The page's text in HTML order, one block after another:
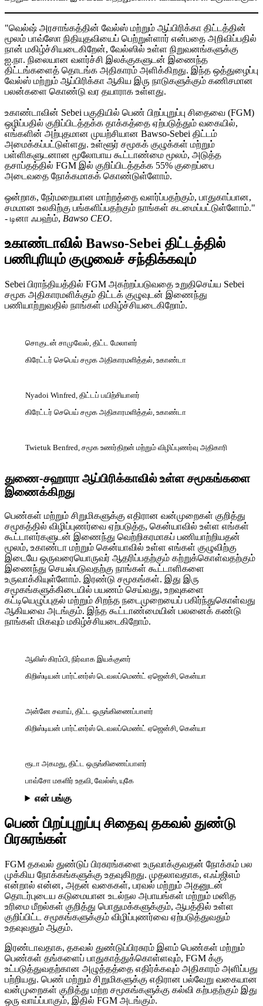
"வெல்ஷ் அரசாங்கத்தின் வேல்ஸ் மற்றும் ஆப்பிரிக்கா திட்டத்தின்
மூலம் பாவ்ஸோ நிதியுதவியைப் பெற்றுள்ளார் என்பதை அறிவிப்பதில்
நான் மகிழ்ச்சியடைகிறேன், வேல்ஸில் உள்ள நிறுவனங்களுக்கு
ஐ.நா. நிலையான வளர்ச்சி இலக்குகளுடன் இணைந்த
திட்டங்களைத் தொடங்க அதிகாரம் அளிக்கிறது. இந்த ஒத்துழைப்பு
வேல்ஸ் மற்றும் ஆப்பிரிக்கா ஆகிய இரு நாடுகளுக்கும் கணிசமான
பலன்களை கொண்டு வர தயாராக உள்ளது.
உகாண்டாவின் Sebei பகுதியில் பெண் பிறப்புறுப்பு சிதைவை (FGM)
ஒழிப்பதில் குறிப்பிடத்தக்க தாக்கத்தை ஏற்படுத்தும் வகையில்,
எங்களின் அற்புதமான முயற்சியான Bawso-Sebei திட்டம்
அமைக்கப்பட்டுள்ளது. உள்ளூர் சமூகக் குழுக்கள் மற்றும்
பள்ளிகளுடனான மூலோபாய கூட்டாண்மை மூலம், அடுத்த
தசாப்தத்தில் FGM இல் குறிப்பிடத்தக்க 55% குறைப்பை
அடைவதை நோக்கமாகக் கொண்டுள்ளோம்.
ஒன்றாக, நேர்மறையான மாற்றத்தை வளர்ப்பதற்கும், பாதுகாப்பான,
சமமான உலகிற்கு பங்களிப்பதற்கும் நாங்கள் கடமைப்பட்டுள்ளோம்."
- டினா ஃபஹ்ம், Bawso CEO.
உகாண்டாவில் Bawso-Sebei திட்டத்தில்
பணிபுரியும் குழுவைச் சந்திக்கவும்
Sebei பிராந்தியத்தில் FGM அகற்றப்படுவதை உறுதிசெய்ய Sebei
சமூக அதிகாரமளிக்கும் திட்டக் குழுவுடன் இணைந்து
பணியாற்றுவதில் நாங்கள் மகிழ்ச்சியடைகிறோம்.
சொகுடன் சாமுவேல், திட்ட மேலாளர்
கிரேட்டர் செபெய் சமூக அதிகாரமளித்தல், உகாண்டா
Nyadoi Winfred, திட்டப் பயிற்சியாளர்
கிரேட்டர் செபெய் சமூக அதிகாரமளித்தல், உகாண்டா
Twietuk Benfred, சமூக உணர்திறன் மற்றும் விழிப்புணர்வு அதிகாரி
துணை-சஹாரா ஆப்பிரிக்காவில் உள்ள சமூகங்களை
இணைக்கிறது
பெண்கள் மற்றும் சிறுமிகளுக்கு எதிரான வன்முறைகள் குறித்து
சமூகத்தில் விழிப்புணர்வை ஏற்படுத்த, கென்யாவில் உள்ள எங்கள்
கூட்டாளர்களுடன் இணைந்து வெற்றிகரமாகப் பணியாற்றியதன்
மூலம், உகாண்டா மற்றும் கென்யாவில் உள்ள எங்கள் குழுவிற்கு
இடையே ஒருவரையொருவர் ஆதரிப்பதற்கும் கற்றுக்கொள்வதற்கும்
இணைந்து செயல்படுவதற்கு நாங்கள் கூட்டாளிகளை
உருவாக்கியுள்ளோம். இரண்டு சமூகங்கள். இது இரு
சமூகங்களுக்கிடையில் பயணம் செய்வது, உறவுகளை
கட்டியெழுப்புதல் மற்றும் சிறந்த நடைமுறையைப் பகிர்ந்துகொள்வது
ஆகியவை அடங்கும். இந்த கூட்டாண்மையின் பலனைக் கண்டு
நாங்கள் மிகவும் மகிழ்ச்சியடைகிறோம்.
ஆலிஸ் கிரம்பி, நிர்வாக இயக்குனர்
கிறிஸ்டியன் பார்ட்னர்ஸ் டெவலப்மெண்ட் ஏஜென்சி, கென்யா
அன்னே சவாய், திட்ட ஒருங்கிணைப்பாளர்
கிறிஸ்டியன் பார்ட்னர்ஸ் டெவலப்மெண்ட் ஏஜென்சி, கென்யா
ரூடா அகமது, திட்ட ஒருங்கிணைப்பாளர்
பாவ்சோ மகளிர் உதவி, வேல்ஸ், யுகே
என் பங்கு
பெண் பிறப்புறுப்பு சிதைவு தகவல் துண்டு
பிரசுரங்கள்
FGM தகவல் துண்டுப் பிரசுரங்களை உருவாக்குவதன் நோக்கம் பல
முக்கிய நோக்கங்களுக்கு உதவுகிறது. முதலாவதாக, எஃப்ஜிஎம்
என்றால் என்ன, அதன் வகைகள், பரவல் மற்றும் அதனுடன்
தொடர்புடைய கடுமையான உடல்நல அபாயங்கள் மற்றும் மனித
உரிமை மீறல்கள் குறித்து பொதுமக்களுக்கும், ஆபத்தில் உள்ள
குறிப்பிட்ட சமூகங்களுக்கும் விழிப்புணர்வை ஏற்படுத்துவதும்
உதவுவதும் ஆகும்.
இரண்டாவதாக, தகவல் துண்டுப்பிரசுரம் இளம் பெண்கள் மற்றும்
பெண்கள் தங்களைப் பாதுகாத்துக்கொள்ளவும், FGM க்கு
உட்படுத்துவதற்கான அழுத்தத்தை எதிர்க்கவும் அதிகாரம் அளிப்பது
பற்றியது. பெண் மற்றும் சிறுமிகளுக்கு எதிரான பல்வேறு வகையான
வன்முறைகள் குறித்து மற்ற சமூகங்களுக்கு கல்வி கற்பதற்கும் இது
ஒரு வாய்ப்பாகும், இதில் FGM அடங்கும்.